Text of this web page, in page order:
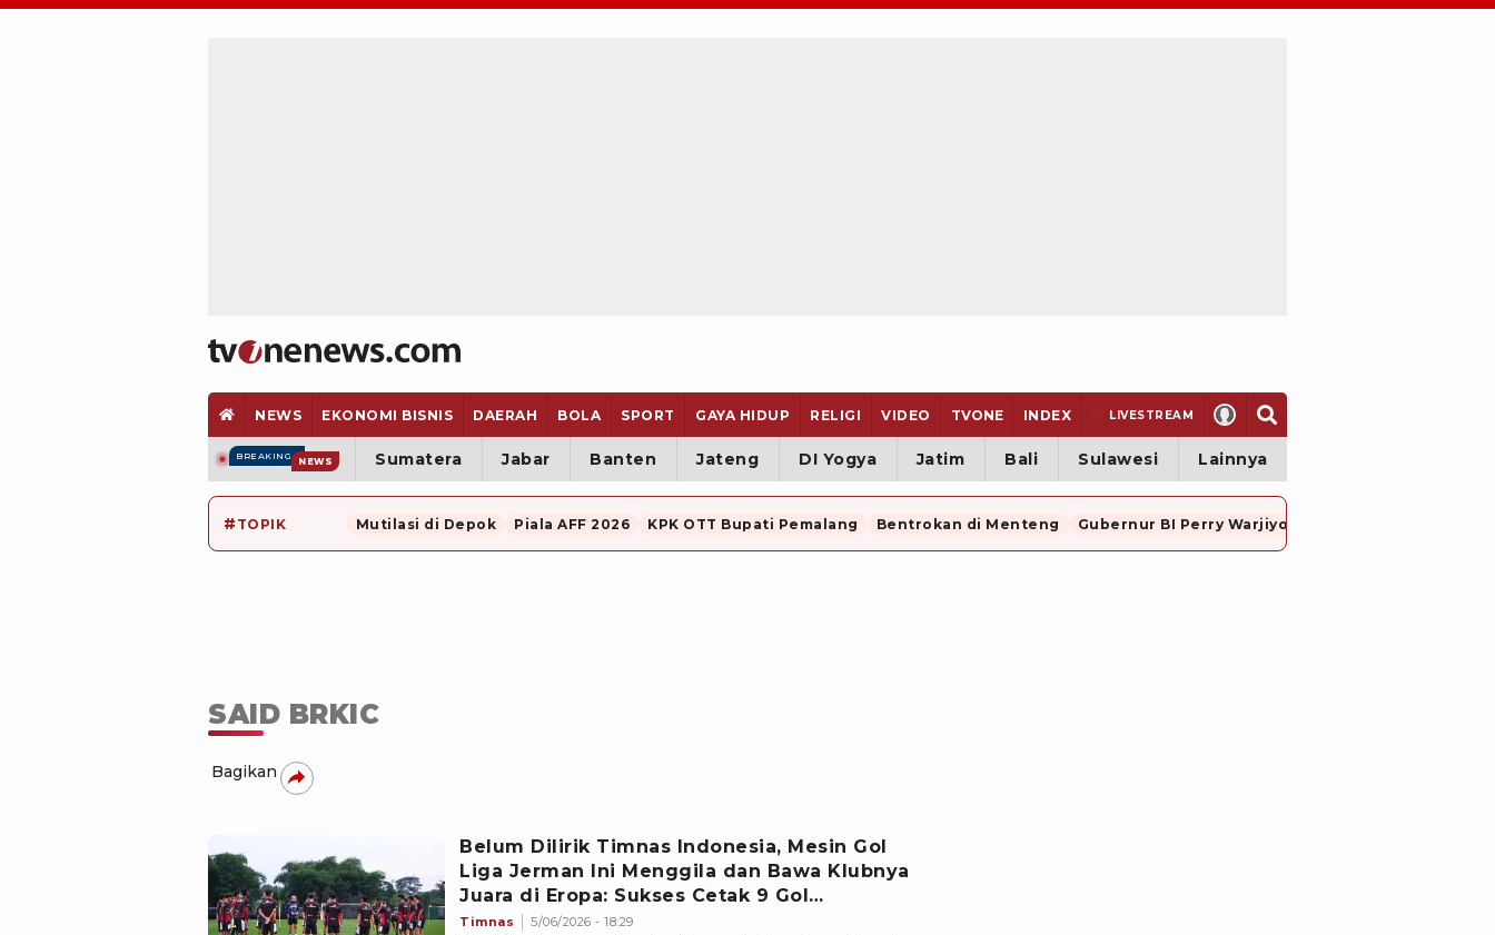
NEWS EKONOMI BISNIS DAERAH BOLA SPORT GAYA HIDUP RELIGI VIDEO TVONE INDEX LIVESTREAM
BREAKING NEWS Sumatera Jabar Banten Jateng DI Yogya Jatim Bali Sulawesi Lainnya
# TOPIK Mutilasi di Depok Piala AFF 2026 KPK OTT Bupati Pemalang Bentrokan di Menteng Gubernur BI Perry Warjiyo Mundur
SAID BRKIC
Bagikan
Belum Dilirik Timnas Indonesia, Mesin Gol
Liga Jerman Ini Menggila dan Bawa Klubnya
Juara di Eropa: Sukses Cetak 9 Gol
Sepanjang Musim
Timnas 5/06/2026 - 18:29